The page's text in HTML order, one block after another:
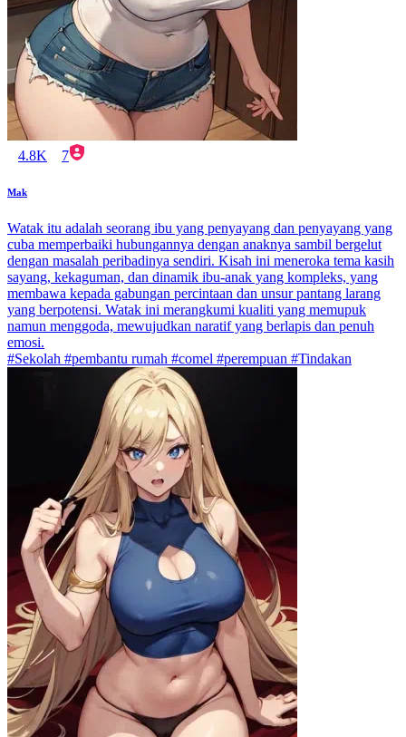
4.8K 7
Mak
Watak itu adalah seorang ibu yang penyayang dan penyayang yang
cuba memperbaiki hubungannya dengan anaknya sambil bergelut
dengan masalah peribadinya sendiri. Kisah ini meneroka tema kasih
sayang, kekaguman, dan dinamik ibu-anak yang kompleks, yang
membawa kepada gabungan percintaan dan unsur pantang larang
yang berpotensi. Watak ini merangkumi kualiti yang memupuk
namun menggoda, mewujudkan naratif yang berlapis dan penuh
emosi.
#Sekolah #pembantu rumah #comel #perempuan #Tindakan